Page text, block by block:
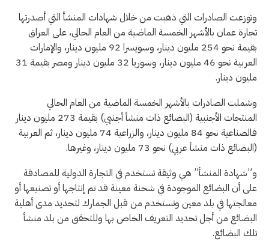
وتوزعت الصادرات التي ذهبت من خلال شهادات المنشأ التي أصدرتها
تجارة عمان بالأشهر الخمسة الماضية من العام الحالي، على العراق
بقيمة نحو 254 مليون دينار، وسويسرا 92 مليون دينار، والإمارات
العربية نحو 46 مليون دينار، وسوريا 32 مليون دينار ومصر بقيمة 31
مليون دينار.
وشملت الصادرات بالأشهر الخمسة الماضية من العام الحالي
المنتجات الأجنبية (البضائع ذات منشأ أجنبي) بقيمة 273 مليون دينار
فالصناعية نحو 84 مليون دينار، والزراعية 74 مليون دينار، ثم العربية
(البضائع ذات منشأ عربي) نحو 73 مليون دينار، وغيرها.
و”شهادة المنشأ” هي وثيقة تستخدم في التجارة الدولية للمصادقة
على أن البضائع الموجودة في شحنة معينة قد تم إنتاجها أو تصنيعها أو
معالجتها في بلد معين وتستخدم من قبل الجمارك لتحديد مدى أهلية
البضائع من أجل تحديد التعريف الخاص بها وللتحقق من بلد منشأ
تلك البضائع.